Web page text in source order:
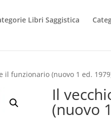
Libri Saggistica
il funzionario (nuovo 1 ed.
Il
(nuovo